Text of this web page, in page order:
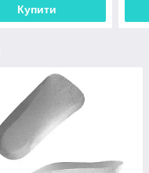
Купити